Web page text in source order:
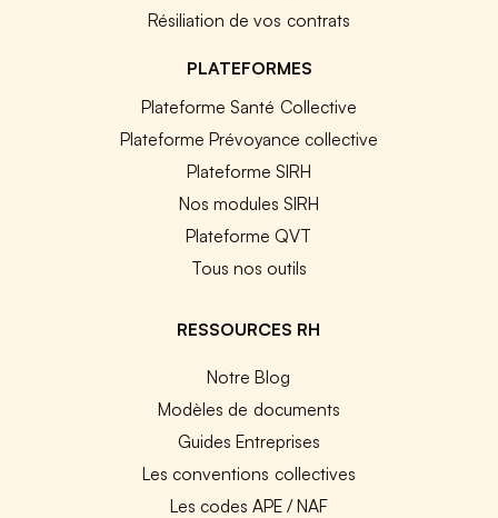
Résiliation de vos contrats
PLATEFORMES
Plateforme Santé Collective
Plateforme Prévoyance collective
Plateforme SIRH
Nos modules SIRH
Plateforme QVT
Tous nos outils
RESSOURCES RH
Notre Blog
Modèles de documents
Guides Entreprises
Les conventions collectives
Les codes APE / NAF